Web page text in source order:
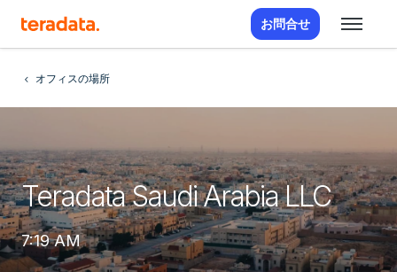
お問合せ
オフィスの場所
Teradata Saudi Arabia LLC
7:19 AM